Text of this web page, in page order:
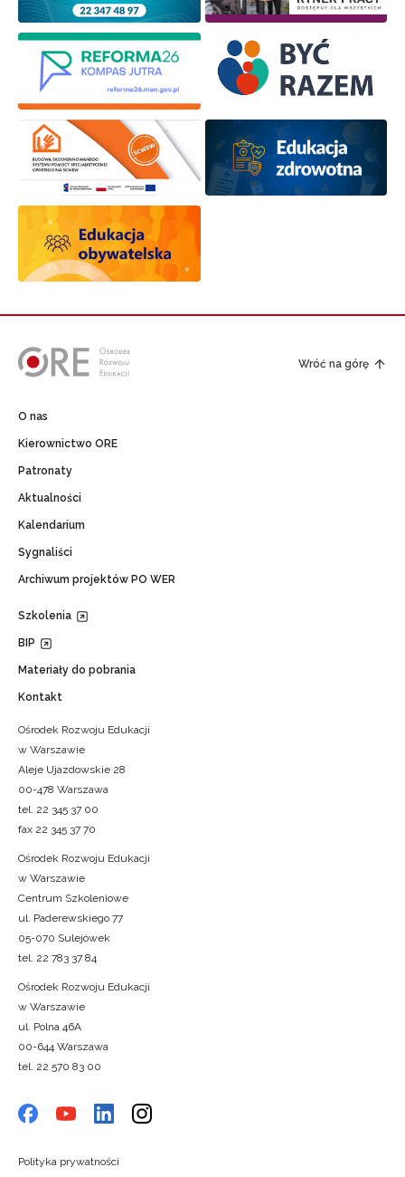
Wróć na górę
O nas
Kierownictwo ORE
Patronaty
Aktualności
Kalendarium
Sygnaliści
Archiwum projektów PO WER
Szkolenia
BIP
Materiały do pobrania
Kontakt
Ośrodek Rozwoju Edukacji
w Warszawie
Aleje Ujazdowskie 28
00-478 Warszawa
tel. 22 345 37 00
fax 22 345 37 70
Ośrodek Rozwoju Edukacji
w Warszawie
Centrum Szkoleniowe
ul. Paderewskiego 77
05-070 Sulejówek
tel. 22 783 37 84
Ośrodek Rozwoju Edukacji
w Warszawie
ul. Polna 46A
00-644 Warszawa
tel. 22 570 83 00
Polityka prywatności